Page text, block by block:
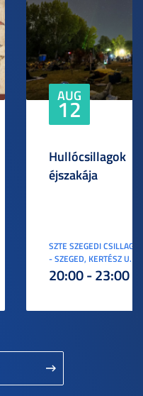
AUG
12
Hullócsillagok
éjszakája
SZTE SZEGEDI
- SZEGED, KERTÉSZ U. 3.
20:00 - 23:00